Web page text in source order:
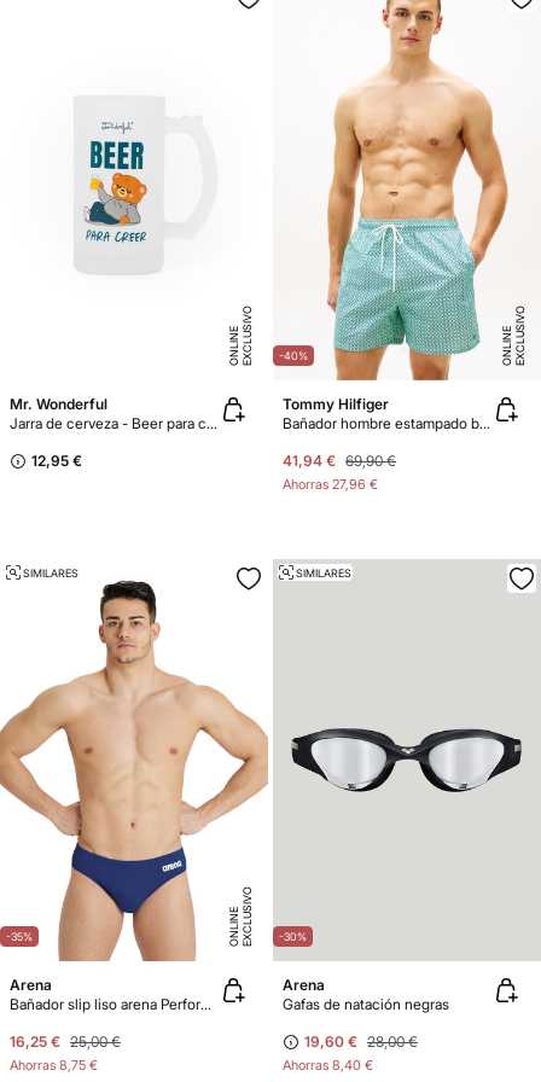
E
X
C
L
U
SI
V
O
O
N
LI
N
E
Mr. Wonderful
Jarra de cerveza - Beer para creer
12,95 €
-40% E
X
C
L
U
SI
V
O
O
N
LI
N
E
Tommy Hilfiger
Bañador hombre estampado banderas
41,94 € 69,90 €
Ahorras 27,96 €
-35% E
X
C
L
U
SI
V
O
O
N
LI
N
E
SIMILARES
Arena
Bañador slip liso arena Performance para hombre Team
16,25 € 25,00 €
Ahorras 8,75 €
-30%
SIMILARES
Arena
Gafas de natación negras
19,60 € 28,00 €
Ahorras 8,40 €